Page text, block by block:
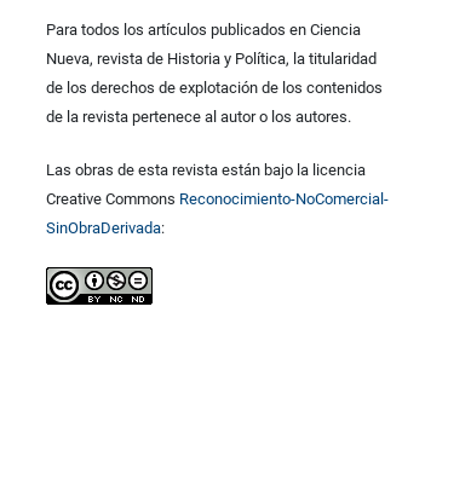
Para todos los artículos publicados en Ciencia
Nueva, revista de Historia y Política, la titularidad
de los derechos de explotación de los contenidos
de la revista pertenece al autor o los autores.
Las obras de esta revista están bajo la licencia
Creative Commons Reconocimiento-NoComercial-
SinObraDerivada: